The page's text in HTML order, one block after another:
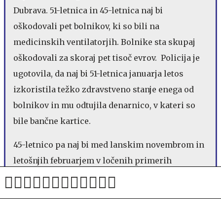
Dubrava. 51-letnica in 45-letnica naj bi
oškodovali pet bolnikov, ki so bili na
medicinskih ventilatorjih. Bolnike sta skupaj
oškodovali za skoraj pet tisoč evrov. Policija je
ugotovila, da naj bi 51-letnica januarja letos
izkoristila težko zdravstveno stanje enega od
bolnikov in mu odtujila denarnico, v kateri so
bile bančne kartice.
45-letnico pa naj bi med lanskim novembrom in
letošnjih februarjem v ločenih primerih
izkoristila resno zdravstveno stanje štirih